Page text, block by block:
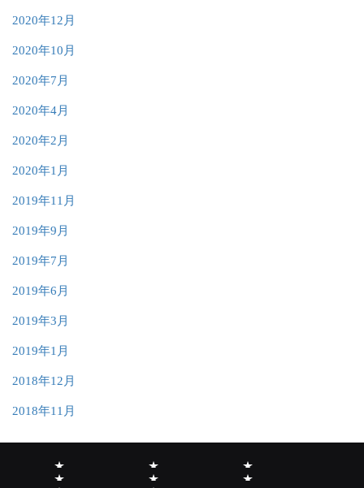
2020年12月
2020年10月
2020年7月
2020年4月
2020年2月
2020年1月
2019年11月
2019年9月
2019年7月
2019年6月
2019年3月
2019年1月
2018年12月
2018年11月